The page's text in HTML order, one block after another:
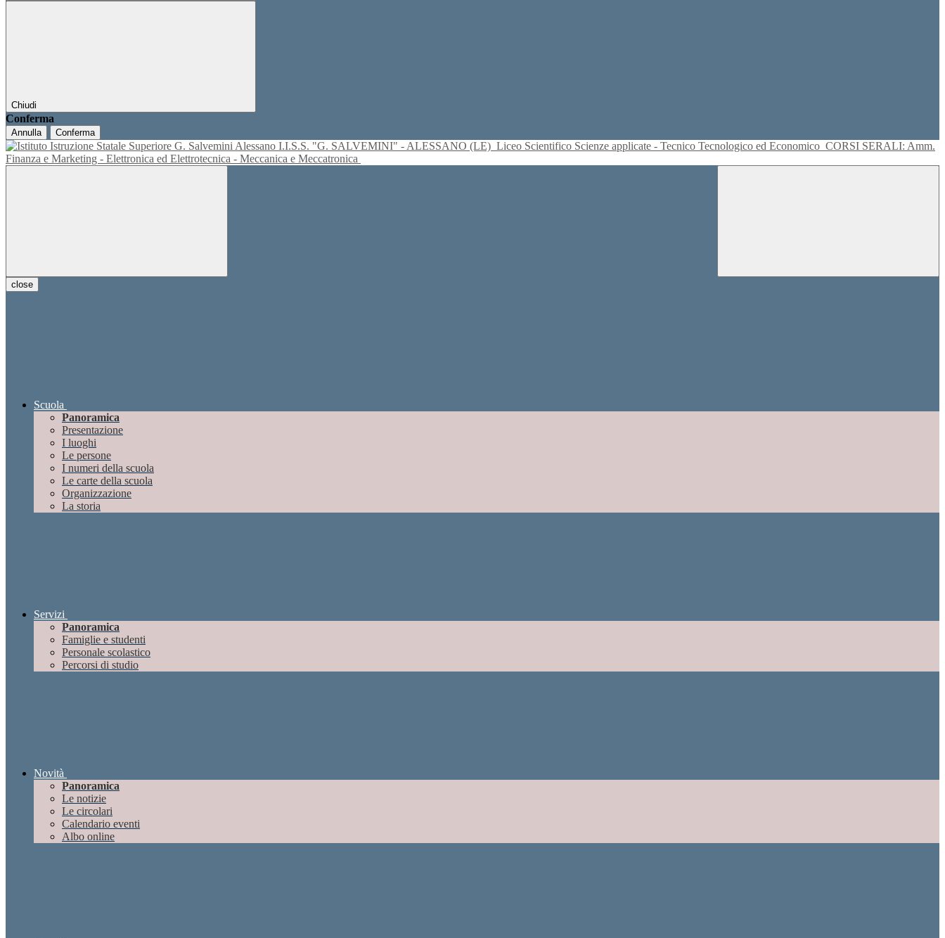
Chiudi
Conferma
Annulla Conferma
I.I.S.S. "G. SALVEMINI" - ALESSANO (LE) Liceo Scientifico Scienze applicate - Tecnico Tecnologico ed Economico CORSI SERALI: Amm.
Finanza e Marketing - Elettronica ed Elettrotecnica - Meccanica e Meccatronica
close
Scuola
Panoramica
Presentazione
I luoghi
Le persone
I numeri della scuola
Le carte della scuola
Organizzazione
La storia
Servizi
Panoramica
Famiglie e studenti
Personale scolastico
Percorsi di studio
Novità
Panoramica
Le notizie
Le circolari
Calendario eventi
Albo online